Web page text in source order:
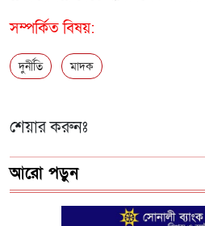
সম্পর্কিত বিষয়:
দুর্নীতি মাদক
শেয়ার করুনঃ
আরো পড়ুন